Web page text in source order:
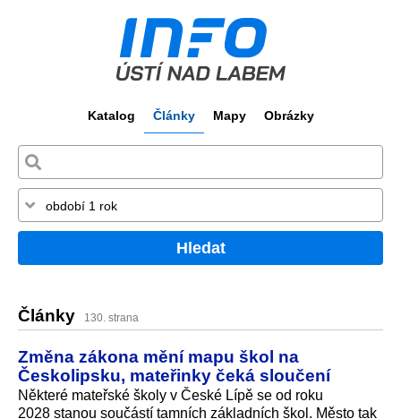
Katalog Články Mapy Obrázky
Hledat
Články 130. strana
Změna zákona mění mapu škol na
Českolipsku, mateřinky čeká sloučení
Některé mateřské školy v České Lípě se od roku
2028 stanou součástí tamních základních škol. Město tak